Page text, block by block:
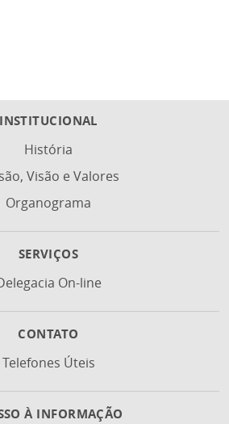
INSTITUCIONAL
História
Visão e Valores
Organograma
SERVIÇOS
On-line
CONTATO
Telefones Úteis
À INFORMAÇÃO